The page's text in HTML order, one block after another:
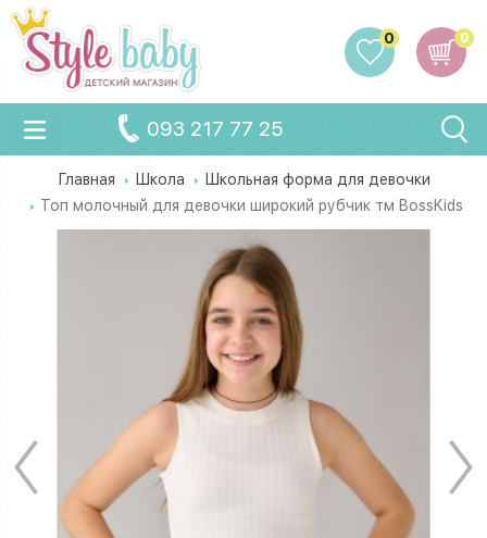
0
0
093 217 77 25
Главная Школа
Школьная форма для девочки
Топ молочный для девочки широкий рубчик тм BossKids